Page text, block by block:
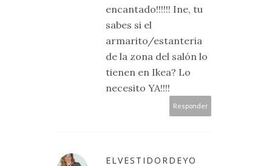
encantado!!!!!! Ine, tu
sabes si el
armarito/estanteria
de la zona del salón lo
tienen en Ikea? Lo
necesito YA!!!!
Responder
ELVESTIDORDEYO